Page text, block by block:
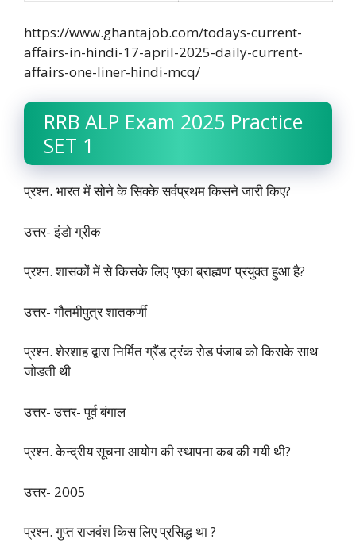
https://www.ghantajob.com/todays-current-
affairs-in-hindi-17-april-2025-daily-current-
affairs-one-liner-hindi-mcq/
RRB ALP Exam 2025 Practice
SET 1
प्रश्न. भारत में सोने के सिक्के सर्वप्रथम किसने जारी किए?
उत्तर- इंडो ग्रीक
प्रश्न. शासकों में से किसके लिए ‘एका ब्राह्मण’ प्रयुक्त हुआ है?
उत्तर- गौतमीपुत्र शातकर्णी
प्रश्न. शेरशाह द्वारा निर्मित ग्रैंड ट्रंक रोड पंजाब को किसके साथ
जोडती थी
उत्तर- उत्तर- पूर्व बंगाल
प्रश्न. केन्द्रीय सूचना आयोग की स्थापना कब की गयी थी?
उत्तर- 2005
प्रश्न. गुप्त राजवंश किस लिए प्रसिद्ध था ?